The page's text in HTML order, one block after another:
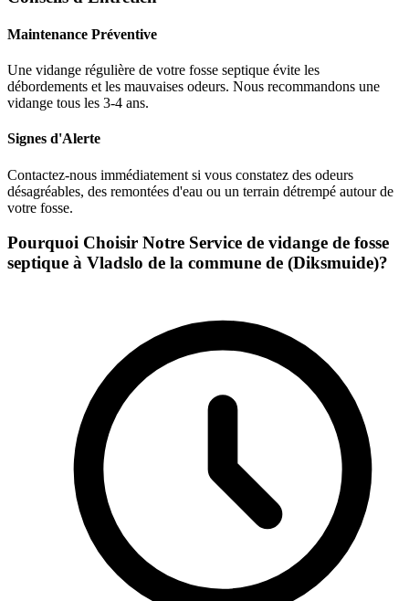
Maintenance Préventive
Une vidange régulière de votre fosse septique évite les
débordements et les mauvaises odeurs. Nous recommandons une
vidange tous les 3-4 ans.
Signes d'Alerte
Contactez-nous immédiatement si vous constatez des odeurs
désagréables, des remontées d'eau ou un terrain détrempé autour de
votre fosse.
Pourquoi Choisir Notre Service de vidange de fosse
septique à Vladslo de la commune de (Diksmuide)?